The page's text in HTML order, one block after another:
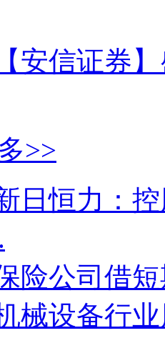
【安信证券
>>
日恒力：
险公司借
械设备行